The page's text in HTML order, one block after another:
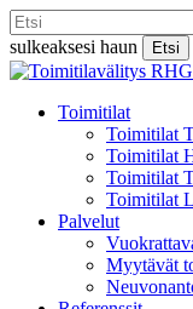
Skip
to
main
content
sulkeaksesi haun
Etsi
Close
Menu
Toimitilat
Toimitilat
Toimitilat
Toimitilat
Toimitilat
Palvelut
Myytävät